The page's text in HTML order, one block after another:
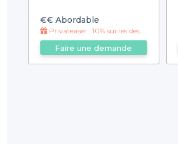
€€ Abordable
Privateaser : 10% sur les desserts pour toutes privatisations de plus de 12 personnes !
Faire une demande